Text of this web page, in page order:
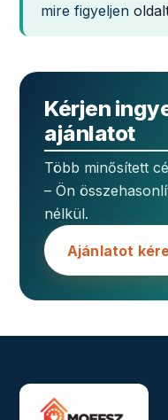
mire figyeljen
Kérjen
ajánlatot
Több minősített
– Ön
nélkül.
Ajánlatot